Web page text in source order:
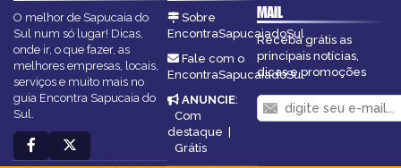
O melhor de Sapucaia do
Sul num só lugar! Dicas,
onde ir, o que fazer, as
melhores empresas, locais,
serviços e muito mais no
guia Encontra Sapucaia do
Sul.
Sobre
EncontraSapucaiadoSul
Fale com o
EncontraSapucaiadoSul
ANUNCIE:
Com
destaque |
Grátis
MAIL
Receba grátis as
principais notícias,
dicas e promoções